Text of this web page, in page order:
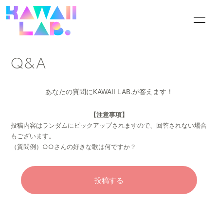
SCHEDULE
VIDEO DISCOGRAPHY
CONTACT
BLOG
Q&A
あなたの質問にKAWAII LAB.が答えます！
【注意事項】
投稿内容はランダムにピックアップされますので、回答されない場合
もございます。
（質問例）○○さんの好きな歌は何ですか？
投稿する